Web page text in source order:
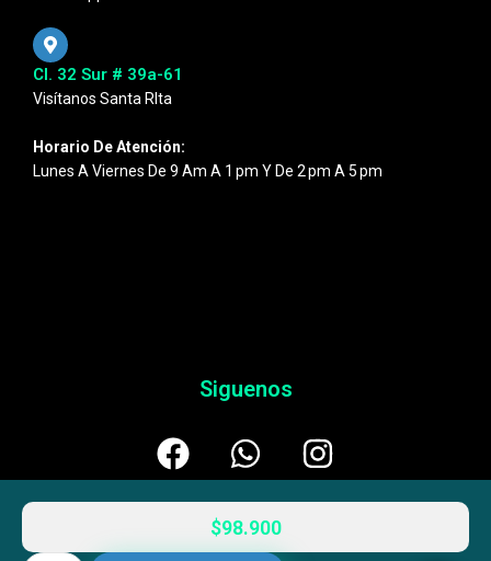
$98.900
Cl. 32 Sur # 39a-61
Visítanos Santa RIta
Horario De Atención:
Lunes A Viernes De 9 Am A 1 Pm Y De 2 Pm A 5 Pm
Siguenos